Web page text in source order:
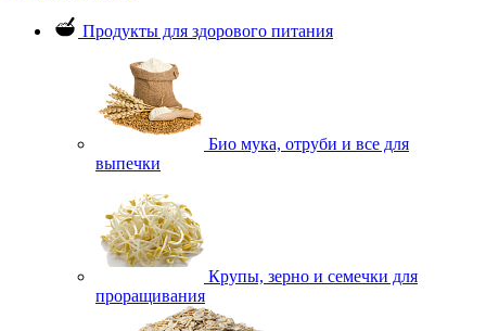
Продукты для здорового питания
Био мука, отруби и все для
выпечки
Крупы, зерно и семечки для
проращивания